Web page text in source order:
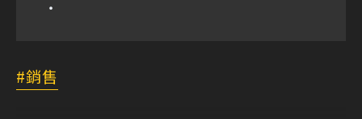
銷售